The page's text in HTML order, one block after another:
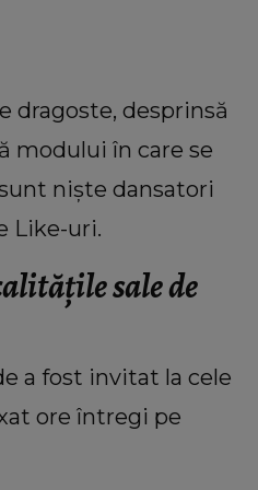
dragoste, desprinsă
modului în care se
niște dansatori
Like-uri.
sale de
a fost invitat la cele
ore întregi pe